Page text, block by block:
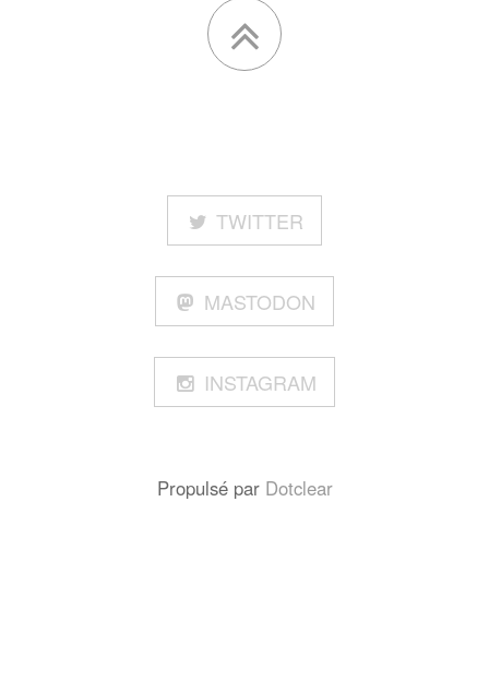
TWITTER
MASTODON
INSTAGRAM
Propulsé par Dotclear